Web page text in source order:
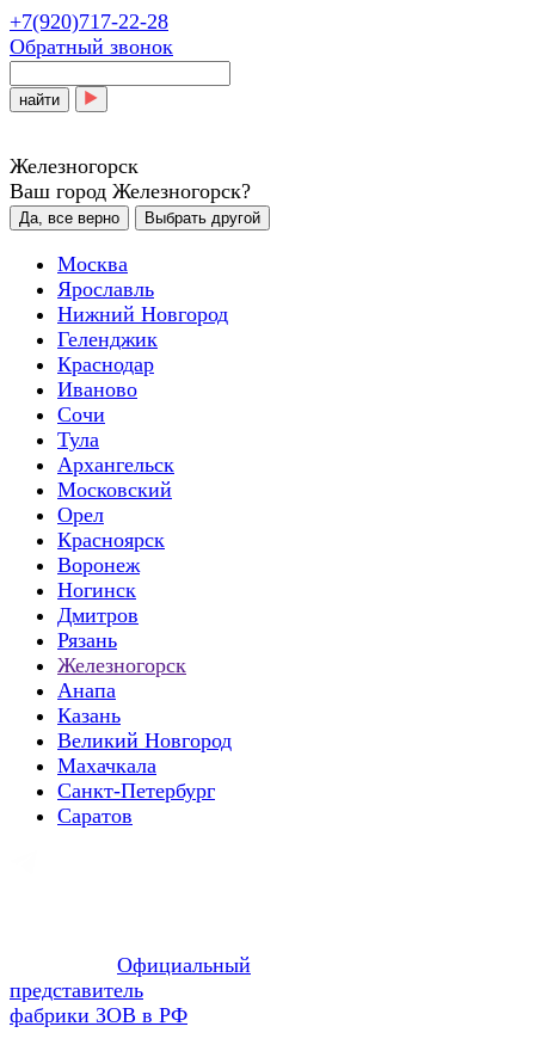
+7(920)717-22-28
Обратный звонок
найти
Железногорск
Ваш город Железногорск?
Да, все верно Выбрать другой
Москва
Ярославль
Нижний Новгород
Геленджик
Краснодар
Иваново
Сочи
Тула
Архангельск
Московский
Орел
Красноярск
Воронеж
Ногинск
Дмитров
Рязань
Железногорск
Анапа
Казань
Великий Новгород
Махачкала
Санкт-Петербург
Саратов
Официальный
представитель
фабрики ЗОВ в РФ